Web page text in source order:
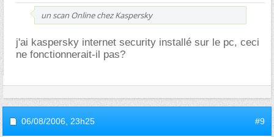
un scan Online chez Kaspersky
j'ai kaspersky internet security installé sur le pc, ceci
ne fonctionnerait-il pas?
06/08/2006, 23h25 #9